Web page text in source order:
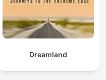
Dreamland